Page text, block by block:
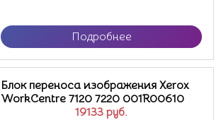
Подробнее
19133 руб.
Блок переноса изображения Xerox
WorkCentre 7120 7220 001R00610